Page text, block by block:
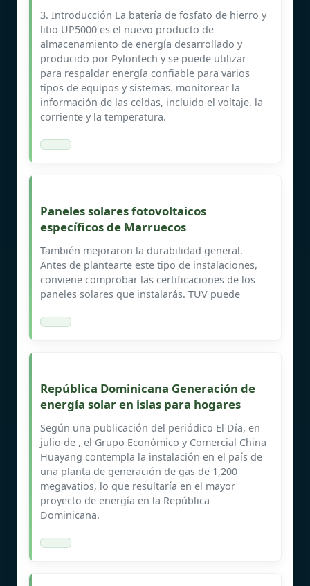
3. Introducción La batería de fosfato de hierro y
litio UP5000 es el nuevo producto de
almacenamiento de energía desarrollado y
producido por Pylontech y se puede utilizar
para respaldar energía confiable para varios
tipos de equipos y sistemas. monitorear la
información de las celdas, incluido el voltaje, la
corriente y la temperatura.
Paneles solares fotovoltaicos
específicos de Marruecos
También mejoraron la durabilidad general.
Antes de plantearte este tipo de instalaciones,
conviene comprobar las certificaciones de los
paneles solares que instalarás. TUV puede
República Dominicana Generación de
energía solar en islas para hogares
Según una publicación del periódico El Día, en
julio de , el Grupo Económico y Comercial China
Huayang contempla la instalación en el país de
una planta de generación de gas de 1,200
megavatios, lo que resultaría en el mayor
proyecto de energía en la República
Dominicana.